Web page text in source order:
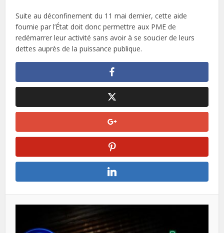
Suite au déconfinement du 11 mai dernier, cette aide
fournie par l’État doit donc permettre aux PME de
redémarrer leur activité sans avoir à se soucier de leurs
dettes auprès de la puissance publique.